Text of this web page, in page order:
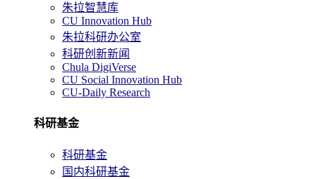
朱拉智慧库
CU Innovation Hub
朱拉科研办公室
科研创新新闻
Chula DigiVerse
CU Social Innovation Hub
CU-Daily Research
科研基金
科研基金
国内科研基金